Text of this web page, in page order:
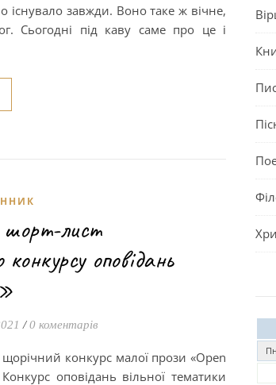
існувало завжди. Воно таке ж вічне,
Сьогодні під каву саме про це і
лист
оповідань
/ 0 коментарів
щорічний конкурс малої прози «Open
оповідань вільної тематики
Пн